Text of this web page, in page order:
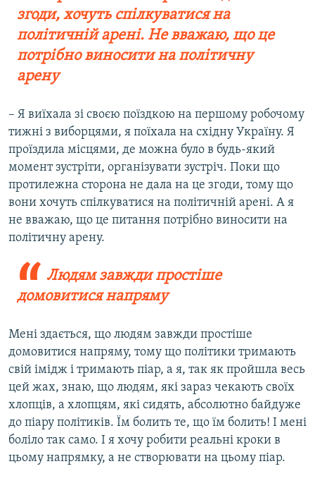
згоди, хочуть спілкуватися на
політичній арені. Не вважаю, що це
потрібно виносити на політичну
арену
– Я виїхала зі своєю поїздкою на першому робочому
тижні з виборцями, я поїхала на східну Україну. Я
проїздила місцями, де можна було в будь-який
момент зустріти, організувати зустріч. Поки що
протилежна сторона не дала на це згоди, тому що
вони хочуть спілкуватися на політичній арені. А я
не вважаю, що це питання потрібно виносити на
політичну арену.
Людям завжди простіше
домовитися напряму
Мені здається, що людям завжди простіше
домовитися напряму, тому що політики тримають
свій імідж і тримають піар, а я, так як пройшла весь
цей жах, знаю, що людям, які зараз чекають своїх
хлопців, а хлопцям, які сидять, абсолютно байдуже
до піару політиків. Їм болить те, що їм болить! І мені
боліло так само. І я хочу робити реальні кроки в
цьому напрямку, а не створювати на цьому піар.